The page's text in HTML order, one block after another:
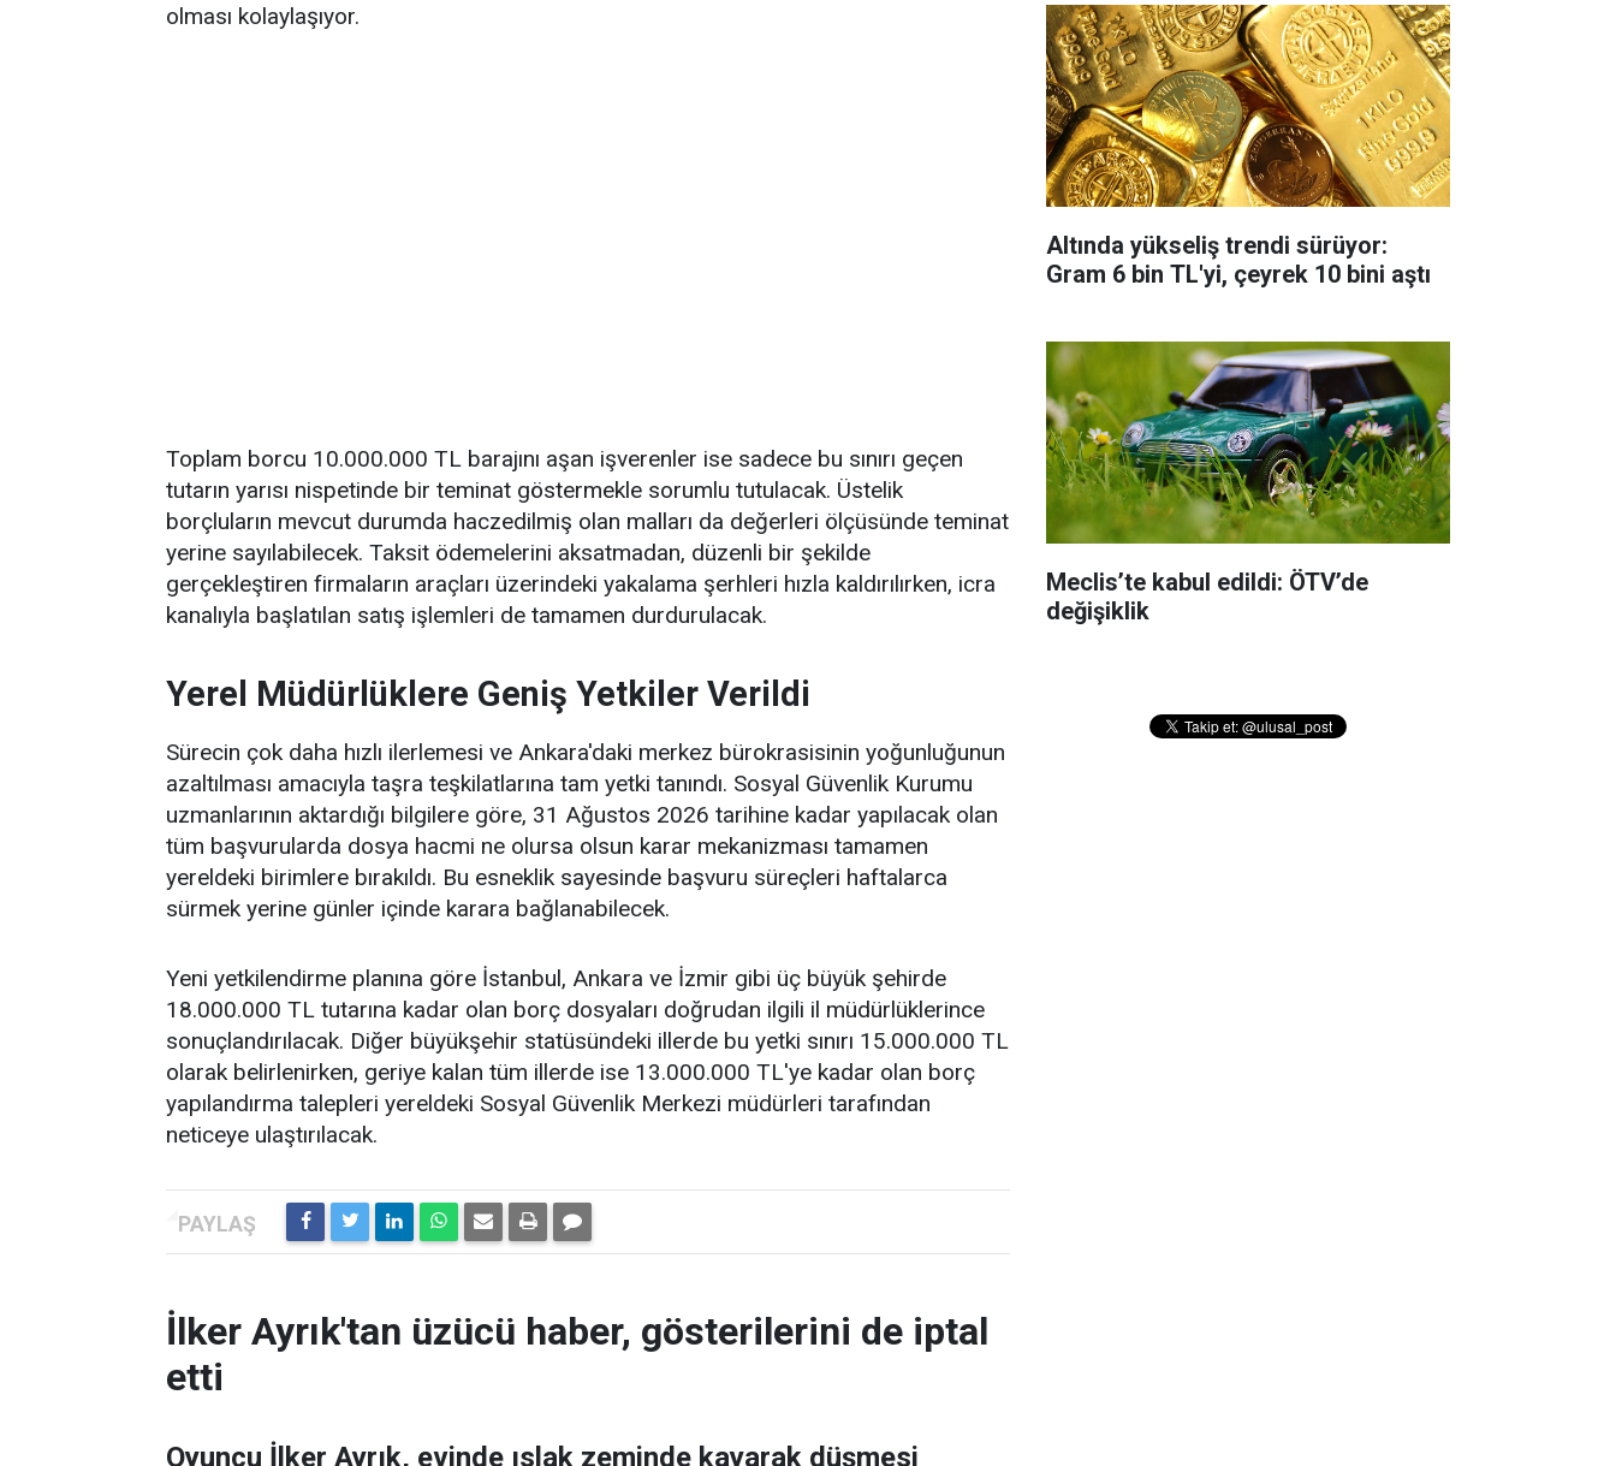
olması kolaylaşıyor.
Toplam borcu 10.000.000 TL barajını aşan işverenler ise sadece bu sınırı geçen
tutarın yarısı nispetinde bir teminat göstermekle sorumlu tutulacak. Üstelik
borçluların mevcut durumda haczedilmiş olan malları da değerleri ölçüsünde teminat
yerine sayılabilecek. Taksit ödemelerini aksatmadan, düzenli bir şekilde
gerçekleştiren firmaların araçları üzerindeki yakalama şerhleri hızla kaldırılırken, icra
kanalıyla başlatılan satış işlemleri de tamamen durdurulacak.
Yerel Müdürlüklere Geniş Yetkiler Verildi
Sürecin çok daha hızlı ilerlemesi ve Ankara'daki merkez bürokrasisinin yoğunluğunun
azaltılması amacıyla taşra teşkilatlarına tam yetki tanındı. Sosyal Güvenlik Kurumu
uzmanlarının aktardığı bilgilere göre, 31 Ağustos 2026 tarihine kadar yapılacak olan
tüm başvurularda dosya hacmi ne olursa olsun karar mekanizması tamamen
yereldeki birimlere bırakıldı. Bu esneklik sayesinde başvuru süreçleri haftalarca
sürmek yerine günler içinde karara bağlanabilecek.
Yeni yetkilendirme planına göre İstanbul, Ankara ve İzmir gibi üç büyük şehirde
18.000.000 TL tutarına kadar olan borç dosyaları doğrudan ilgili il müdürlüklerince
sonuçlandırılacak. Diğer büyükşehir statüsündeki illerde bu yetki sınırı 15.000.000 TL
olarak belirlenirken, geriye kalan tüm illerde ise 13.000.000 TL'ye kadar olan borç
yapılandırma talepleri yereldeki Sosyal Güvenlik Merkezi müdürleri tarafından
neticeye ulaştırılacak.
İlker Ayrık'tan üzücü haber, gösterilerini de iptal
etti
Oyuncu İlker Ayrık, evinde ıslak zeminde kayarak düşmesi
Altında yükseliş trendi sürüyor:
Gram 6 bin TL'yi, çeyrek 10 bini aştı
Meclis’te kabul edildi: ÖTV’de
değişiklik